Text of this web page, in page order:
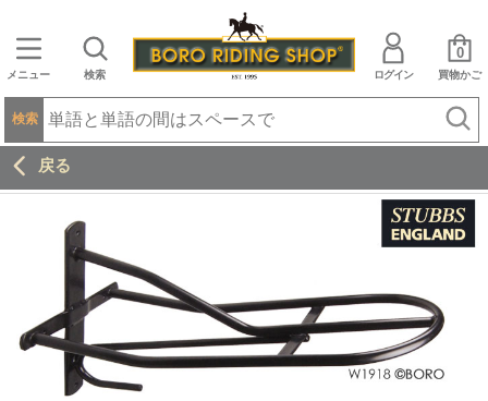
メニュー 検索 ログイン 買物かご
0
検索
戻る